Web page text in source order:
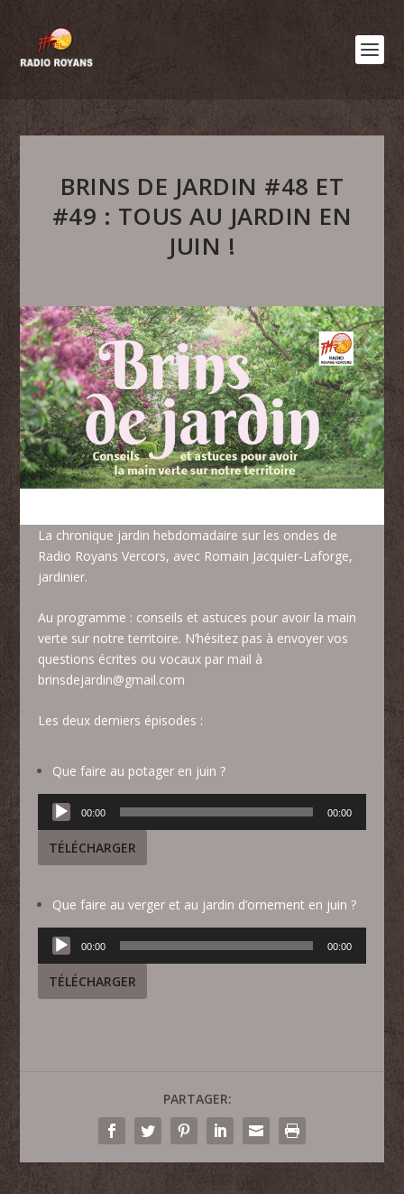
BRINS DE JARDIN #48 ET
#49 : TOUS AU JARDIN EN
JUIN !
La chronique jardin hebdomadaire sur les ondes de
Radio Royans Vercors, avec Romain Jacquier-Laforge,
jardinier.
Au programme : conseils et astuces pour avoir la main
verte sur notre territoire. N’hésitez pas à envoyer vos
questions écrites ou vocaux par mail à
brinsdejardin@gmail.com
Les deux derniers épisodes :
Que faire au potager en juin ?
Lecteur
audio
00:00 00:00
TÉLÉCHARGER
Que faire au verger et au jardin d’ornement en juin ?
Lecteur
audio
00:00 00:00
TÉLÉCHARGER
PARTAGER: